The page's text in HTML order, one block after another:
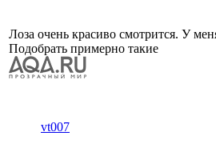
Лоза очень красиво смотрится. У
Подобрать примерно такие
vt007